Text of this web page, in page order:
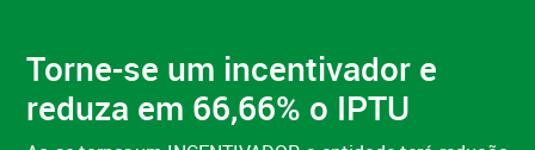
Torne-se um incentivador e
reduza em 66,66% o IPTU